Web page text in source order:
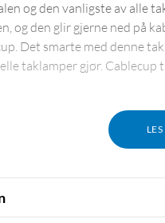
og den vanligste av alle
og den glir gjerne ned på
Det smarte med denne
taklamper gjør.